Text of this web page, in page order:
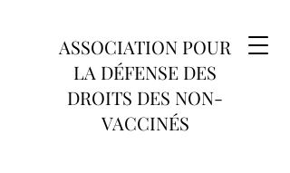
ASSOCIATION POUR
LA DÉFENSE DES
DROITS DES NON-
VACCINÉS